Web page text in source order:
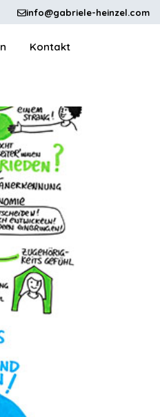
info@gabriele-heinzel.com
Kontakt